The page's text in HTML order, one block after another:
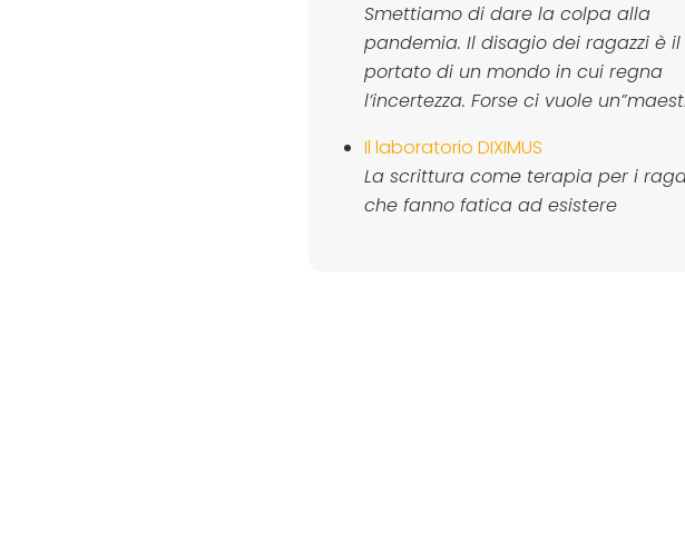
Smettiamo di dare la colpa alla
pandemia. Il disagio dei ragazzi è il
portato di un mondo in cui regna
l’incertezza. Forse ci vuole
Il laboratorio DIXIMUS
La scrittura come terapia per i
che fanno fatica ad esistere